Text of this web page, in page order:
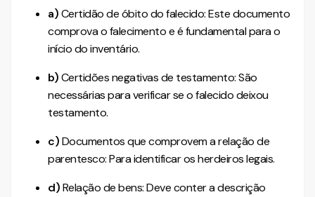
a)Certidão de óbito do falecido: Este documento
comprova o falecimento e é fundamental para o
início do inventário.
b)Certidões negativas de testamento: São
necessárias para verificar se o falecido deixou
testamento.
c)Documentos que comprovem a relação de
parentesco: Para identificar os herdeiros legais.
d)Relação de bens: Deve conter a descrição